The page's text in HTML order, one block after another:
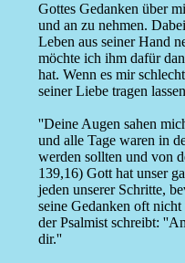
Gottes Gedanken über
und an zu nehmen.
Leben aus seiner Hand
möchte ich ihm dafür
hat. Wenn es mir
seiner Liebe tragen
''Deine Augen sahen
und alle Tage waren in
werden sollten und von
139,16) Gott hat unser
jeden unserer Schritte,
seine Gedanken oft
der Psalmist schreibt:
dir.''